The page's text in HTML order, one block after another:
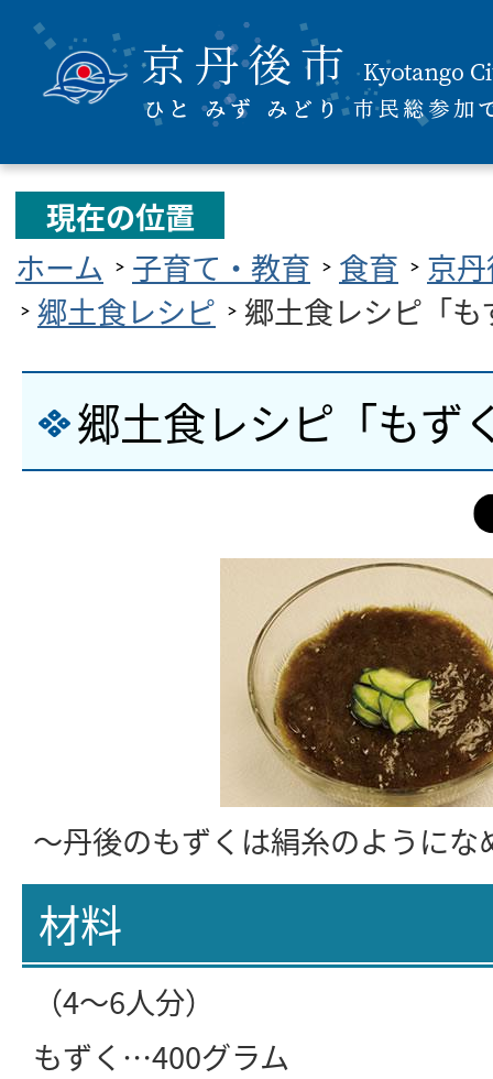
現在の位置
ホーム
子育て・教育 食育
京
郷土食レシピ
郷土食レシピ「
郷土食レシピ「もず
～丹後のもずくは絹糸のようにな
材料
（4～6人分）
もずく…400グラム